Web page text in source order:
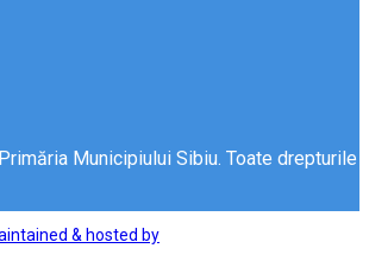
Municipiului Sibiu. Toate drepturile
& hosted by